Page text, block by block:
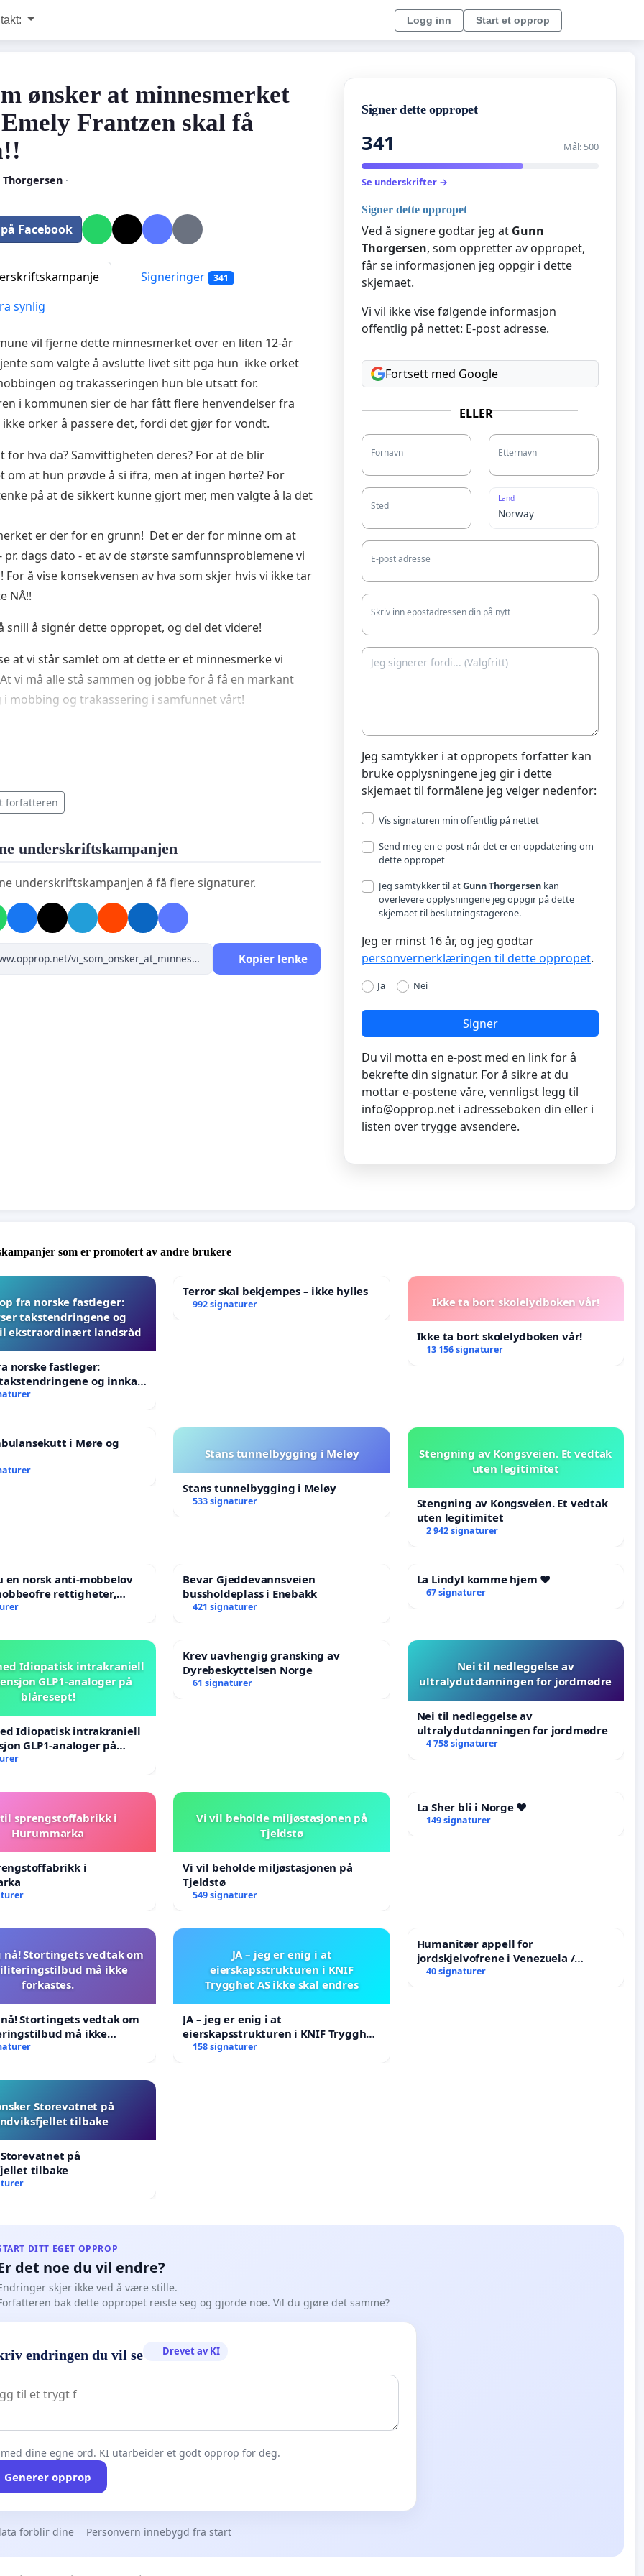
Logg inn Start et opprop
ønsker at minnesmerket
Frantzen skal få
Thorgersen·
Facebook
Signeringer 341
synlig
vil fjerne dette minnesmerket over en liten 12-år
som valgte å avslutte livet sitt pga hun ikke orket
og trakasseringen hun ble utsatt for.
i kommunen sier de har fått flere henvendelser fra
orker å passere det, fordi det gjør for vondt.
for hva da? Samvittigheten deres? For at de blir
om at hun prøvde å si ifra, men at ingen hørte? For
på at de sikkert kunne gjort mer, men valgte å la det
er der for en grunn! Det er der for minne om at
pr. dags dato - et av de største samfunnsproblemene vi
For å vise konsekvensen av hva som skjer hvis vi ikke tar
NÅ!!
snill å signér dette oppropet, og del det videre!
at vi står samlet om at dette er et minnesmerke vi
vi må alle stå sammen og jobbe for å få en markant
i mobbing og trakassering i samfunnet vårt!
nyheter/na-skal-hun-liksom-
forfatteren
underskriftskampanjen
underskriftskampanjen å få flere signaturer.
Kopier lenke
Signer dette oppropet
341 Mål: 500
Se underskrifter →
Signer dette oppropet
Ved å signere godtar jeg at Gunn
Thorgersen, som oppretter av oppropet,
får se informasjonen jeg oppgir i dette
skjemaet.
Vi vil ikke vise følgende informasjon
offentlig på nettet: E-post adresse.
Fortsett med Google
ELLER
Fornavn Etternavn
Sted
Land
E-post adresse
Skriv inn epostadressen din på nytt
Jeg samtykker i at oppropets forfatter kan
bruke opplysningene jeg gir i dette
skjemaet til formålene jeg velger nedenfor:
Vis signaturen min offentlig på nettet
Send meg en e-post når det er en oppdatering om
dette oppropet
Jeg samtykker til atGunn Thorgersen kan
overlevere opplysningene jeg oppgir på dette
skjemaet til beslutningstagerene.
Jeg er minst 16 år, og jeg godtar
personvernerklæringen til dette oppropet.
Ja Nei
Signer
Du vil motta en e-post med en link for å
bekrefte din signatur. For å sikre at du
mottar e-postene våre, vennligst legg til
info@opprop.net i adresseboken din eller i
listen over trygge avsendere.
som er promotert av andre brukere
fra norske fastleger:
takstendringene og
ekstraordinært landsråd
norske fastleger:
og innkall
landsråd
Terror skal bekjempes – ikke hylles
992 signaturer Ikke ta bort skolelydboken vår!
Ikke ta bort skolelydboken vår!
13 156 signaturer
i Møre og
Stans tunnelbygging i Meløy
Stans tunnelbygging i Meløy
533 signaturer
Stengning av Kongsveien. Et vedtak
uten legitimitet
Stengning av Kongsveien. Et vedtak
uten legitimitet
2 942 signaturer
en norsk anti-mobbelov
rettigheter,
og hjelp?
Bevar Gjeddevannsveien
bussholdeplass i Enebakk
421 signaturer
La Lindyl komme hjem ❤️
67 signaturer
Idiopatisk intrakraniell
GLP1-analoger på
blåresept!
Idiopatisk intrakraniell
GLP1-analoger på
Krev uavhengig gransking av
Dyrebeskyttelsen Norge
61 signaturer
Nei til nedleggelse av
ultralydutdanningen for jordmødre
Nei til nedleggelse av
ultralydutdanningen for jordmødre
4 758 signaturer
til sprengstoffabrikk i
Hurummarka
i
Vi vil beholde miljøstasjonen på
Tjeldstø
Vi vil beholde miljøstasjonen på
Tjeldstø
549 signaturer
La Sher bli i Norge ❤️
149 signaturer
nå! Stortingets vedtak om
må ikke
forkastes.
Stortingets vedtak om
må ikke
JA – jeg er enig i at
eierskapsstrukturen i KNIF
Trygghet AS ikke skal endres
JA – jeg er enig i at
eierskapsstrukturen i KNIF Trygghet
AS ikke skal endres
158 signaturer
Humanitær appell for
jordskjelvofrene i Venezuela /
Humanitarian Appeal for the
40 signaturer
Storevatnet på
tilbake
på
tilbake
DITT EGET OPPROP
det noe du vil endre?
skjer ikke ved å være stille.
bak dette oppropet reiste seg og gjorde noe. Vil du gjøre det samme?
endringen du vil se Drevet av KI
dine egne ord. KI utarbeider et godt opprop for deg.
Generer opprop
forblir dine Personvern innebygd fra start